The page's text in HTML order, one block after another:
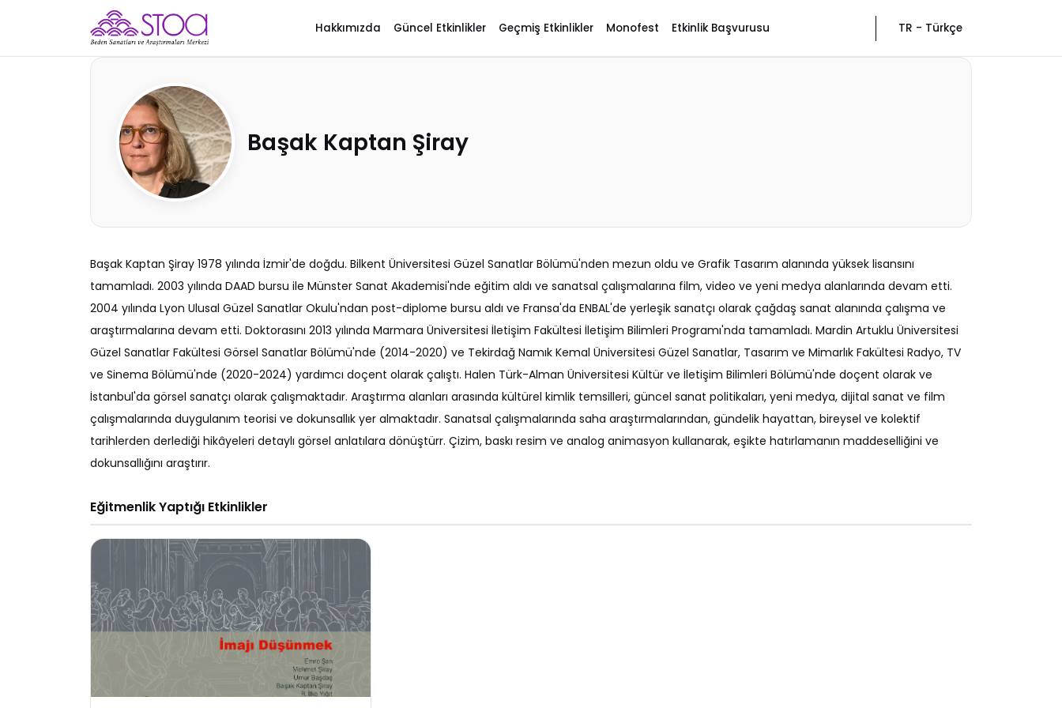
Hakkımızda Güncel Etkinlikler Geçmiş Etkinlikler Monofest Etkinlik Başvurusu TR - Türkçe
Başak Kaptan Şiray
Başak Kaptan Şiray 1978 yılında İzmir'de doğdu. Bilkent Üniversitesi Güzel Sanatlar Bölümü'nden mezun oldu ve Grafik Tasarım alanında yüksek lisansını
tamamladı. 2003 yılında DAAD bursu ile Münster Sanat Akademisi'nde eğitim aldı ve sanatsal çalışmalarına film, video ve yeni medya alanlarında devam etti.
2004 yılında Lyon Ulusal Güzel Sanatlar Okulu'ndan post-diplome bursu aldı ve Fransa'da ENBAL'de yerleşik sanatçı olarak çağdaş sanat alanında çalışma ve
araştırmalarına devam etti. Doktorasını 2013 yılında Marmara Üniversitesi İletişim Fakültesi İletişim Bilimleri Programı'nda tamamladı. Mardin Artuklu Üniversitesi
Güzel Sanatlar Fakültesi Görsel Sanatlar Bölümü'nde (2014-2020) ve Tekirdağ Namık Kemal Üniversitesi Güzel Sanatlar, Tasarım ve Mimarlık Fakültesi Radyo, TV
ve Sinema Bölümü'nde (2020-2024) yardımcı doçent olarak çalıştı. Halen Türk-Alman Üniversitesi Kültür ve İletişim Bilimleri Bölümü'nde doçent olarak ve
İstanbul'da görsel sanatçı olarak çalışmaktadır. Araştırma alanları arasında kültürel kimlik temsilleri, güncel sanat politikaları, yeni medya, dijital sanat ve film
çalışmalarında duygulanım teorisi ve dokunsallık yer almaktadır. Sanatsal çalışmalarında saha araştırmalarından, gündelik hayattan, bireysel ve kolektif
tarihlerden derlediği hikâyeleri detaylı görsel anlatılara dönüştürr. Çizim, baskı resim ve analog animasyon kullanarak, eşikte hatırlamanın maddeselliğini ve
dokunsallığını araştırır.
Eğitmenlik Yaptığı Etkinlikler